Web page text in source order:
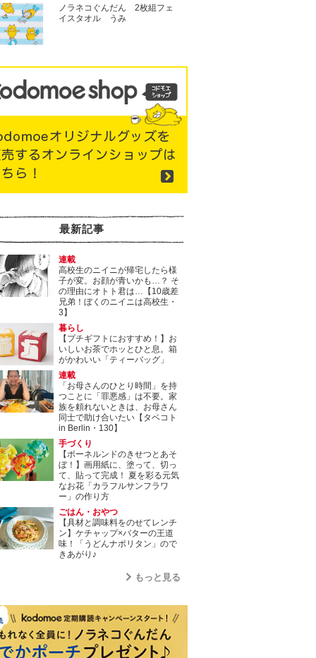
ノラネコぐんだん 2枚組フェ
イスタオル うみ
最新記事
連載
高校生のニイニが帰宅したら様
子が変。お顔が青いかも…？ そ
の理由にオトト君は…【10歳差
兄弟！ぼくのニイニは高校生・
3】
暮らし
【プチギフトにおすすめ！】お
いしいお茶でホッとひと息。箱
がかわいい「ティーバッグ」
連載
「お母さんのひとり時間」を持
つことに「罪悪感」は不要。家
族を頼れないときは、お母さん
同士で助け合いたい【タベコト
in Berlin・130】
手づくり
【ボーネルンドのきせつとあそ
ぼ！】画用紙に、塗って、切っ
て、貼って完成！ 夏を彩る元気
なお花「カラフルサンフラワ
ー」の作り方
ごはん・おやつ
【具材と調味料をのせてレンチ
ン】ケチャップ×バターの王道
味！「うどんナポリタン」ので
きあがり♪
もっと見る